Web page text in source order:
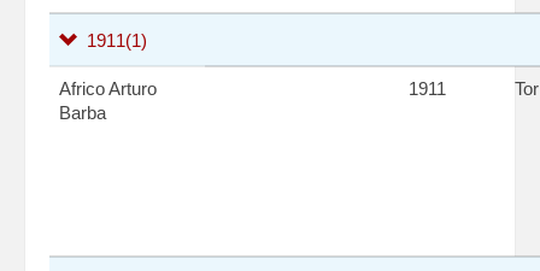
1911(1)
Africo Arturo
Barba
1911